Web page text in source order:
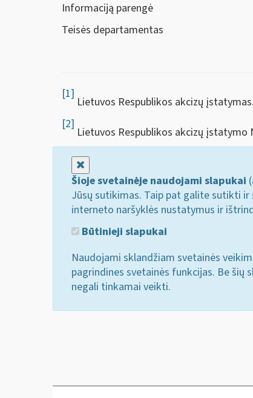
Informaciją parengė
Teisės departamentas
[1]
Lietuvos Respublikos akcizų įstatymas.
[2]
Lietuvos Respublikos akcizų
Šioje svetainėje naudojami slapukai
Jūsų sutikimas. Taip pat galite sutikti
interneto naršyklės nustatymus ir
Būtinieji slapukai
Naudojami sklandžiam svetainės
pagrindines svetainės funkcijas. Be šių
negali tinkamai veikti.